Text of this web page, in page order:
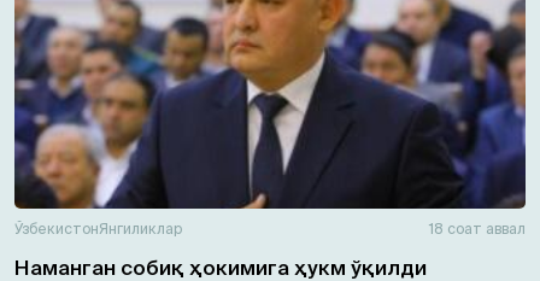
ЎзбекистонЯнгиликлар 18 соат аввал
Наманган собиқ ҳокимига ҳукм ўқилди